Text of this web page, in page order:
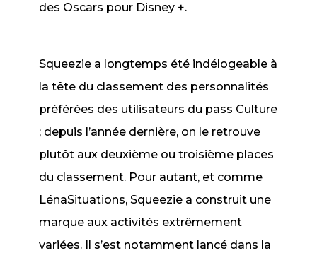
des Oscars pour Disney +.
Squeezie a longtemps été indélogeable à
la tête du classement des personnalités
préférées des utilisateurs du pass Culture
; depuis l’année dernière, on le retrouve
plutôt aux deuxième ou troisième places
du classement. Pour autant, et comme
LénaSituations, Squeezie a construit une
marque aux activités extrêmement
variées. Il s’est notamment lancé dans la